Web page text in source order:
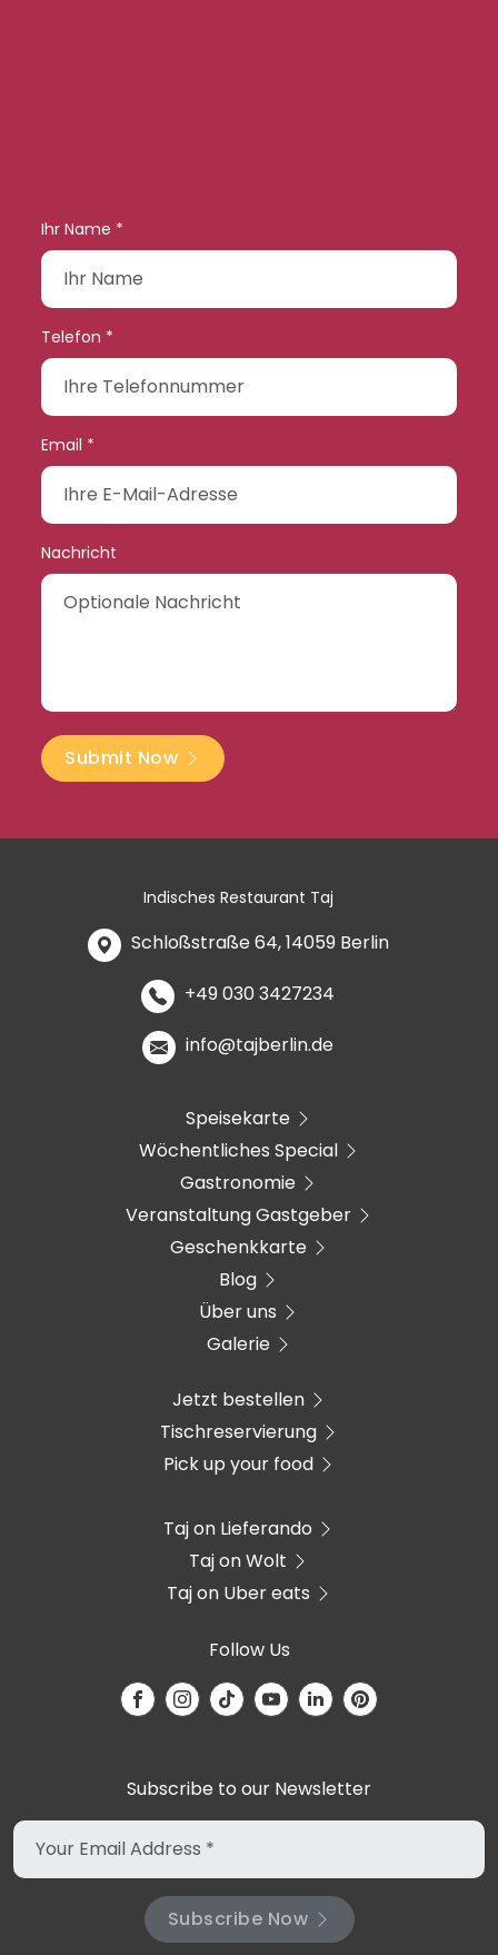
Ihr Name *
Telefon *
Email *
Nachricht
Submit Now
Indisches Restaurant Taj
Schloßstraße 64, 14059 Berlin
+49 030 3427234
info@tajberlin.de
Speisekarte
Wöchentliches Special
Gastronomie
Veranstaltung Gastgeber
Geschenkkarte
Blog
Über uns
Galerie
Jetzt bestellen
Tischreservierung
Pick up your food
Taj on Lieferando
Taj on Wolt
Taj on Uber eats
Follow Us
Subscribe to our Newsletter
Subscribe Now